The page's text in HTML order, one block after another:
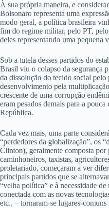
À sua própria maneira, e
Bolsonaro representa uma
modo geral, a política brasileira
fim do regime militar, pelo PT,
deles representando uma pequena
Sob a tutela desses partidos do
Brasil viu o colapso da segurança
da dissolução do tecido social
desenvolvimento pela
crescente de uma corrupção
eram pesados demais para a
República.
Cada vez mais, uma parte
“perdedores da globalização”, os
Clinton), geralmente composta por
caminhoneiros, taxistas,
proletariado, começaram a ver
principais partidos que se
“velha política” e à necessidade
conectada com as novas
etc., – tornaram-se lugares-